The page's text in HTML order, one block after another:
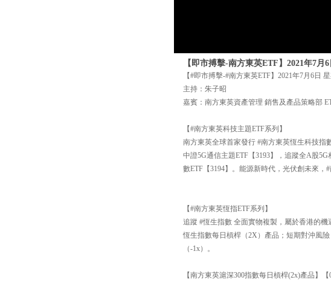
【即市搏擊-南方東英ETF】2021年7月
【#即市搏擊-#南方東英ETF】2021年7月6日
主持：朱子昭
嘉賓：南方東英資產管理 銷售及產品策略部
【#南方東英科技主題ETF系列】
南方東英全球首家發行 #南方東英恆生科技指
中證5G通信主題ETF【3193】，追蹤全A股
數ETF【3194】。能源新時代，光伏創未來，
【#南方東英恆指ETF系列】
追蹤 #恆生指數 全面實物複製，屬於香港的
恆生指數每日槓桿（2X）產品；短期對沖風
（-1x）。
【南方東英滬深300指數每日槓桿(2x)產品】